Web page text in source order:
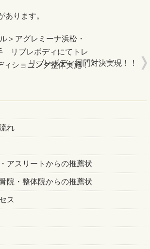
ります。
＞アグレミーナ浜松・
リブレボディにてトレ
ィショニング整体実施！
リブレボディ同門対決実現！！
れ
アスリートからの推薦状
院・整体院からの推薦状
ス